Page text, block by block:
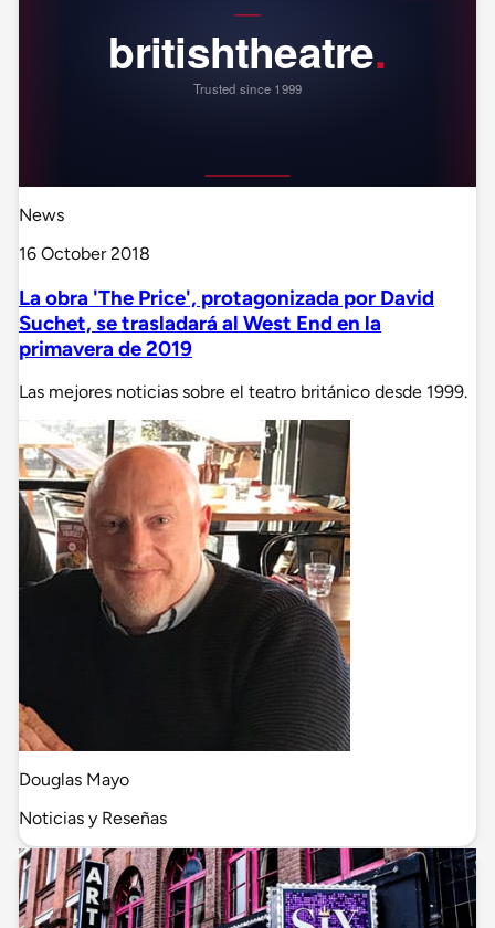
News
16 October 2018
La obra 'The Price', protagonizada por David
Suchet, se trasladará al West End en la
primavera de 2019
Las mejores noticias sobre el teatro británico desde 1999.
Douglas Mayo
Noticias y Reseñas